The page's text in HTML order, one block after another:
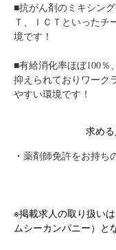
■抗がん剤のミキシン
Ｔ、ＩＣＴといったチ
境です！
■有給消化率ほぼ100％
抑えられておりワーク
やすい環境です！
求め
・ 薬剤師免許をお持ち
※掲載求人の取り扱い
ムシーカンパニー）と